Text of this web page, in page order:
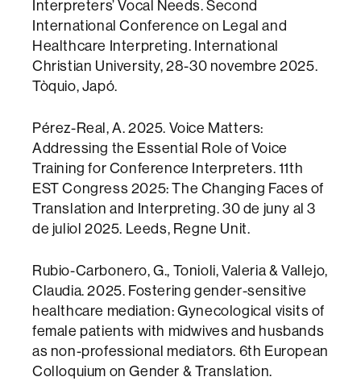
Interpreters’ Vocal Needs. Second
International Conference on Legal and
Healthcare Interpreting. International
Christian University, 28-30 novembre 2025.
Tòquio, Japó.
Pérez-Real, A. 2025. Voice Matters:
Addressing the Essential Role of Voice
Training for Conference Interpreters. 11th
EST Congress 2025: The Changing Faces of
Translation and Interpreting. 30 de juny al 3
de juliol 2025. Leeds, Regne Unit.
Rubio-Carbonero, G., Tonioli, Valeria & Vallejo,
Claudia. 2025. Fostering gender-sensitive
healthcare mediation: Gynecological visits of
female patients with midwives and husbands
as non-professional mediators. 6th European
Colloquium on Gender & Translation.